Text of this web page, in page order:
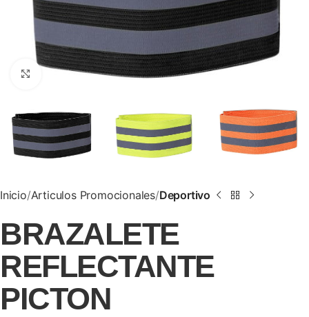
Clic para ampliar
Inicio Articulos Promocionales Deportivo
BRAZALETE
REFLECTANTE
PICTON